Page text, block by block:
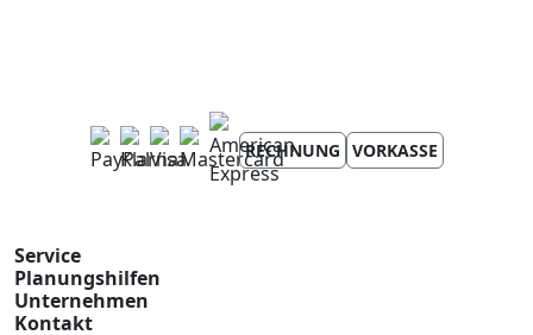
RECHNUNG VORKASSE
Service
Planungshilfen
Unternehmen
Kontakt